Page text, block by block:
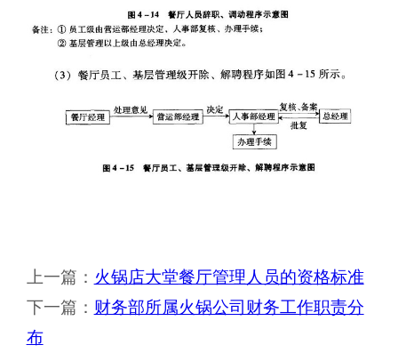
上一篇： 火锅店大堂餐厅管理人员的资格标准
下一篇： 财务部所属火锅公司财务工作职责分
布